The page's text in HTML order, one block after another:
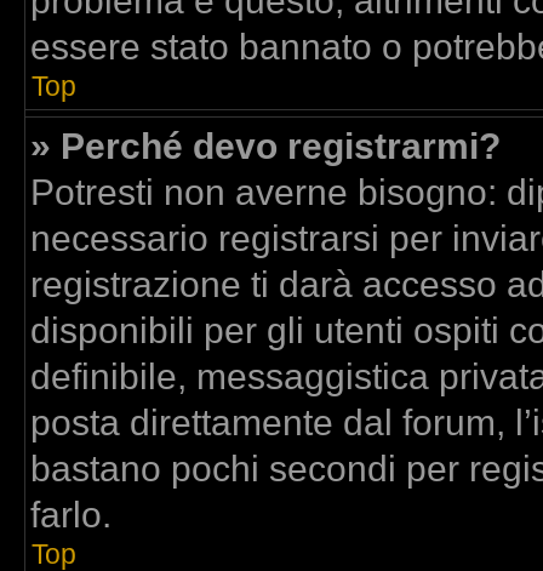
essere stato bannato o
Top
» Perché devo registrarmi?
Potresti non averne bisogno:
necessario registrarsi per
registrazione ti darà accesso
disponibili per gli utenti ospiti
definibile, messaggistica
posta direttamente dal forum,
bastano pochi secondi per
farlo.
Top